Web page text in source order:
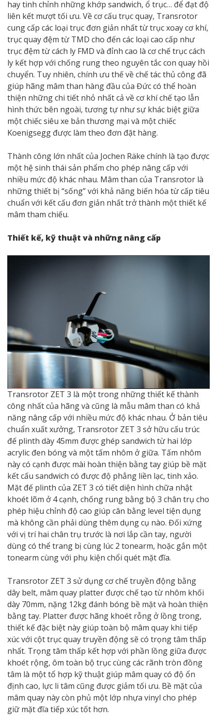
hay tinh chỉnh những khớp sandwich, ổ trục… để đạt độ
liên kết mượt tối ưu. Về cơ cấu trục quay, Transrotor
cung cấp các loại trục đơn giản nhất từ trục xoay cơ khí,
trục quay đệm từ TMD cho đến các loại cao cấp như
trục đệm từ cách ly FMD và đỉnh cao là cơ chế trục cách
ly kết hợp với chống rung theo nguyên tắc con quay hồi
chuyển. Tuy nhiên, chính ưu thế về chế tác thủ công đã
giúp hãng mâm than hàng đầu của Đức có thể hoàn
thiện những chi tiết nhỏ nhất cả về cơ khí chế tạo lẫn
hình thức bên ngoài, tương tự như sự khác biệt giữa
một chiếc siêu xe bản thương mại và một chiếc
Koenigsegg được làm theo đơn đặt hàng.
Thành công lớn nhất của Jochen Räke chính là tạo được
một hệ sinh thái sản phẩm cho phép nâng cấp với
nhiều mức độ khác nhau. Mâm than của Transrotor là
những thiết bị “sống” với khả năng biến hóa từ cấp tiêu
chuẩn với kết cấu đơn giản nhất trở thành một thiết kế
mâm tham chiếu.
Thiết kế, kỹ thuật và những nâng cấp
Transrotor ZET 3 là một trong những thiết kế thành
công nhất của hãng và cũng là mẫu mâm than có khả
năng nâng cấp với nhiều mức độ khác nhau. Ở bản tiêu
chuẩn xuất xưởng, Transrotor ZET 3 sở hữu cấu trúc
đế plinth dày 45mm được ghép sandwich từ hai lớp
acrylic đen bóng và một tấm nhôm ở giữa. Tấm nhôm
này có cạnh được mài hoàn thiện bằng tay giúp bề mặt
kết cấu sandwich có được độ phẳng liền lạc, tinh xảo.
Mặt đế plinth của ZET 3 có tiết diện hình chữa nhật
khoét lõm ở 4 cạnh, chống rung bằng bộ 3 chân trụ cho
phép hiệu chỉnh độ cao giúp cân bằng level tiện dụng
mà không cần phải dùng thêm dụng cụ nào. Đối xứng
với vị trí hai chân trụ trước là nơi lắp cần tay, người
dùng có thể trang bị cùng lúc 2 tonearm, hoặc gắn một
tonearm cùng với phụ kiện chổi quét mặt đĩa.
Transrotor ZET 3 sử dụng cơ chế truyền động bằng
dây belt, mâm quay platter được chế tạo từ nhôm khối
dày 70mm, nặng 12kg đánh bóng bề mặt và hoàn thiện
bằng tay. Platter được hãng khoét rỗng ở lồng trong,
thiết kế đặc biệt này giúp toàn bộ mâm quay khi tiếp
xúc với cột trục quay truyền động sẽ có trọng tâm thấp
nhất. Trọng tâm thấp kết hợp với phần lồng giữa được
khoét rộng, ôm toàn bộ trục cùng các rãnh tròn đồng
tâm là một tổ hợp kỹ thuật giúp mâm quay có độ ổn
định cao, lực li tâm cũng được giảm tối ưu. Bề mặt của
mâm quay này còn phủ một lớp nhựa vinyl cho phép
giữ mặt đĩa tiếp xúc tốt hơn.